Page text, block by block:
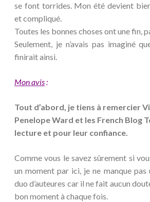
se font torrides. Mon été devient
et compliqué.
Toutes les bonnes choses ont une fin,
Seulement, je n’avais pas imaginé
finirait ainsi.
Mon avis:
Tout d’abord, je tiens à remercier
Penelope Ward et les French Blog
lecture et pour leur confiance.
Comme vous le savez sûrement si
un moment par ici, je ne manque pas
duo d’auteures car il ne fait aucun
bon moment à chaque fois.